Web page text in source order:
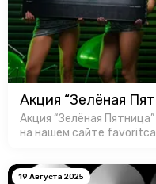
Акция “Зелёная
Акция “Зелёная
на нашем сайте
19 Августа 2025